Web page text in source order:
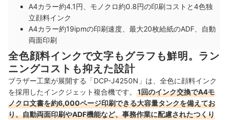
A4カラー約4.1円、モノクロ約0.8円の印刷コストと4色独
立顔料インク
A4カラー約19ipmの印刷速度、最大20枚給紙のADF、自動
両面印刷
全色顔料インクで文字もグラフも鮮明。ラン
ニングコストも抑えた設計
ブラザー工業が展開する「DCP-J4250N」は、全色に顔料インク
を採用したインクジェット複合機です。
1回のインク交換でA4モ
ノクロ文書を約6,000ページ印刷できる大容量タンクを備えてお
り、自動両面印刷やADF機能など、事務作業に配慮されたつくり